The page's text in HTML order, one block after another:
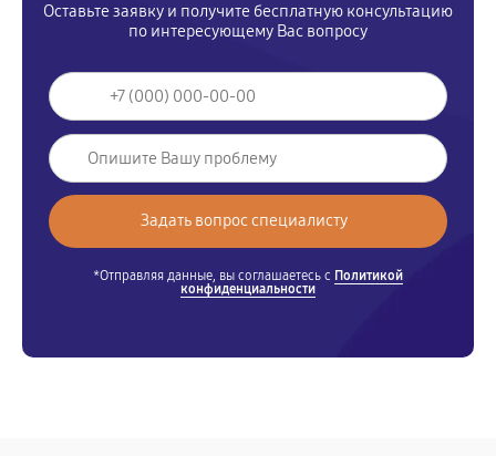
Оставьте заявку и получите бесплатную консультацию
по интересующему Вас вопросу
*Отправляя данные, вы соглашаетесь с Политикой
конфиденциальности